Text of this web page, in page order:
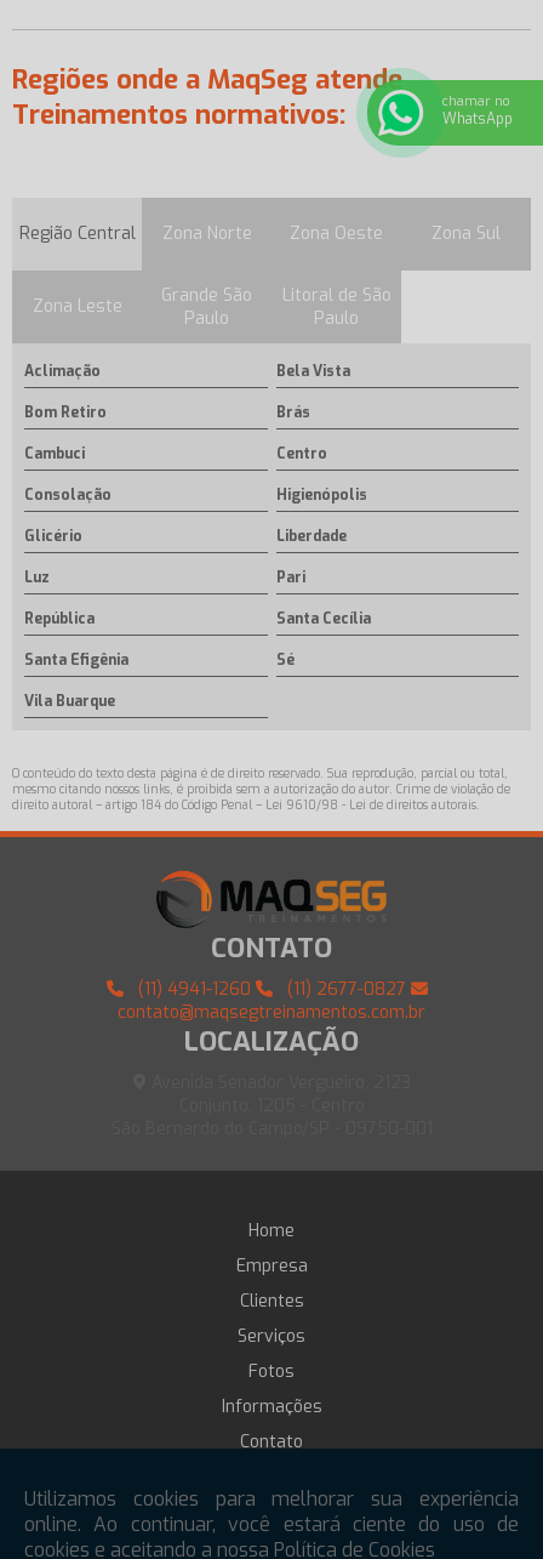
Regiões onde a MaqSeg atende
Treinamentos normativos:
Região Central Zona Norte Zona Oeste Zona Sul
Zona Leste
Grande São
Paulo
Litoral de São
Paulo
Aclimação Bela Vista
Bom Retiro Brás
Cambuci Centro
Consolação Higienópolis
Glicério Liberdade
Luz Pari
República Santa Cecília
Santa Efigênia Sé
Vila Buarque
O conteúdo do texto desta página é de direito reservado. Sua reprodução, parcial ou total,
mesmo citando nossos links, é proibida sem a autorização do autor. Crime de violação de
direito autoral – artigo 184 do Código Penal – Lei 9610/98 - Lei de direitos autorais.
CONTATO
(11) 4941-1260
(11) 2677-0827
contato@maqsegtreinamentos.com.br
LOCALIZAÇÃO
Home
Empresa
Clientes
Serviços
Fotos
Informações
Contato
Mapa do site
chamar no
WhatsApp